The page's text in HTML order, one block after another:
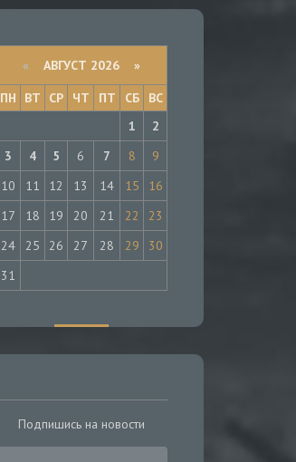
« АВГУСТ 2026 »
ПН
ВТ СР ЧТ ПТ СБ
ВС
1
2
3
4 5 6 7 8
9
10
11 12 13 14 15
16
17
18 19 20 21 22
23
24
25 26 27 28 29
30
31
Подпишись на новости